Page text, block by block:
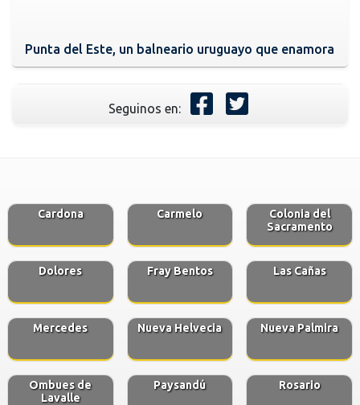
Punta del Este, un balneario uruguayo que enamora
Seguinos en:
Cardona Carmelo
Colonia del
Sacramento
Dolores Fray Bentos Las Cañas
Mercedes Nueva Helvecia Nueva Palmira
Ombues de
Lavalle
Paysandú Rosario